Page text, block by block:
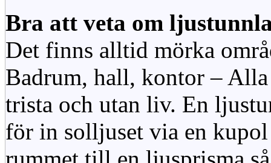
Bra att veta om
Det finns alltid mörka
Badrum, hall, kontor – Alla
trista och utan liv. En
för in solljuset via en